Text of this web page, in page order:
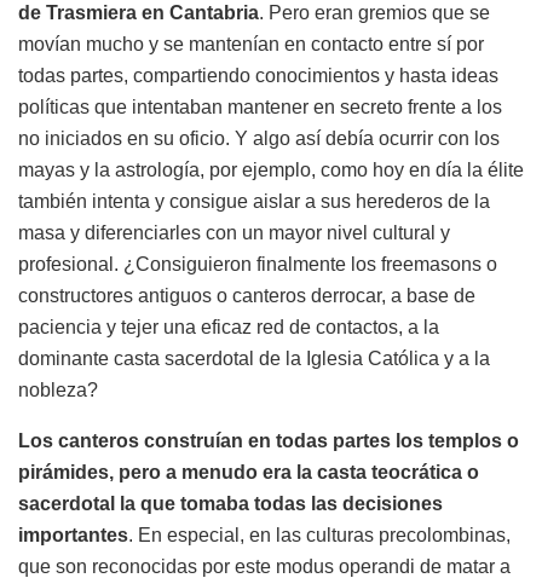
de Trasmiera en Cantabria. Pero eran gremios que se
movían mucho y se mantenían en contacto entre sí por
todas partes, compartiendo conocimientos y hasta ideas
políticas que intentaban mantener en secreto frente a los
no iniciados en su oficio. Y algo así debía ocurrir con los
mayas y la astrología, por ejemplo, como hoy en día la élite
también intenta y consigue aislar a sus herederos de la
masa y diferenciarles con un mayor nivel cultural y
profesional. ¿Consiguieron finalmente los freemasons o
constructores antiguos o canteros derrocar, a base de
paciencia y tejer una eficaz red de contactos, a la
dominante casta sacerdotal de la Iglesia Católica y a la
nobleza?
Los canteros construían en todas partes los templos o
pirámides, pero a menudo era la casta teocrática o
sacerdotal la que tomaba todas las decisiones
importantes. En especial, en las culturas precolombinas,
que son reconocidas por este modus operandi de matar a